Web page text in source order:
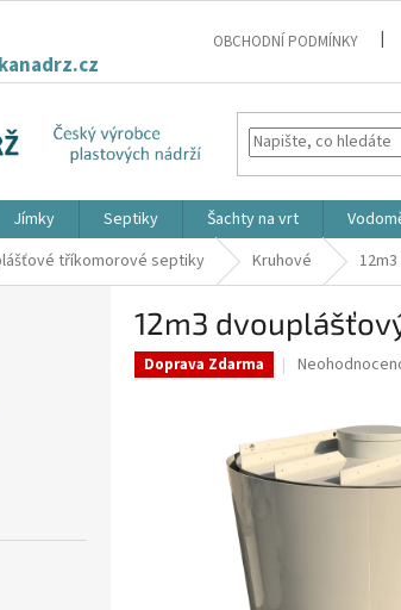
OBCHODNÍ PODMÍNKY
Jímky Septiky Šachty na vrt
tříkomorové septiky Kruhové
12m3
Doprava Zdarma
Průměrné
je
0,0
z